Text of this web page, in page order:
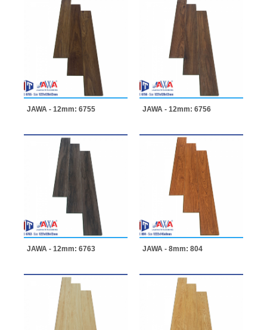
JAWA - 12mm: 6755 JAWA - 12mm: 6756
JAWA - 12mm: 6763 JAWA - 8mm: 804